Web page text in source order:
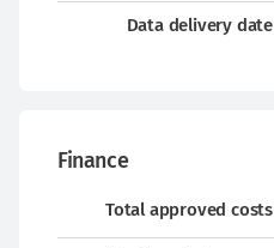
Data delivery date
Finance
Total approved costs